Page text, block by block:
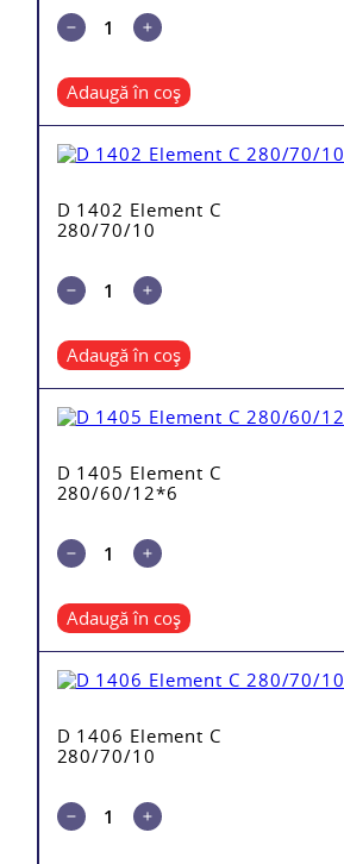
Adaugă în coș
D 1402 Element C
280/70/10
Adaugă în coș
D 1405 Element C
280/60/12*6
Adaugă în coș
D 1406 Element C
280/70/10